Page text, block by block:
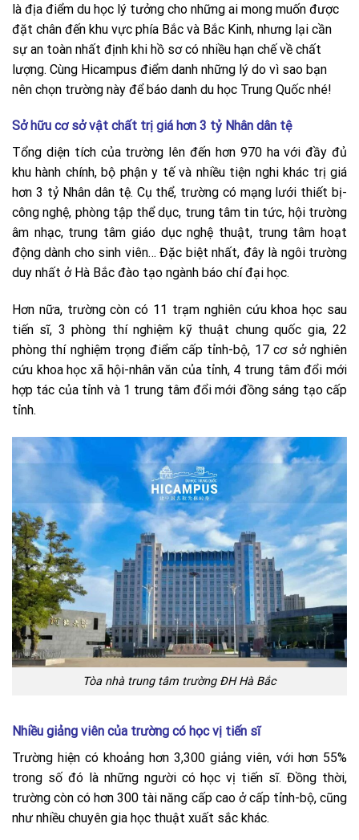
là địa điểm du học lý tưởng cho những ai mong muốn được
đặt chân đến khu vực phía Bắc và Bắc Kinh, nhưng lại cần
sự an toàn nhất định khi hồ sơ có nhiều hạn chế về chất
lượng. Cùng Hicampus điểm danh những lý do vì sao bạn
nên chọn trường này để báo danh du học Trung Quốc nhé!
Sở hữu cơ sở vật chất trị giá hơn 3 tỷ Nhân dân tệ
Tổng diện tích của trường lên đến hơn 970 ha với đầy đủ
khu hành chính, bộ phận y tế và nhiều tiện nghi khác trị giá
hơn 3 tỷ Nhân dân tệ. Cụ thể, trường có mạng lưới thiết bị-
công nghệ, phòng tập thể dục, trung tâm tin tức, hội trường
âm nhạc, trung tâm giáo dục nghệ thuật, trung tâm hoạt
động dành cho sinh viên… Đặc biệt nhất, đây là ngôi trường
duy nhất ở Hà Bắc đào tạo ngành báo chí đại học.
Hơn nữa, trường còn có 11 trạm nghiên cứu khoa học sau
tiến sĩ, 3 phòng thí nghiệm kỹ thuật chung quốc gia, 22
phòng thí nghiệm trọng điểm cấp tỉnh-bộ, 17 cơ sở nghiên
cứu khoa học xã hội-nhân văn của tỉnh, 4 trung tâm đổi mới
hợp tác của tỉnh và 1 trung tâm đổi mới đồng sáng tạo cấp
tỉnh.
Tòa nhà trung tâm trường ĐH Hà Bắc
Nhiều giảng viên của trường có học vị tiến sĩ
Trường hiện có khoảng hơn 3,300 giảng viên, với hơn 55%
trong số đó là những người có học vị tiến sĩ. Đồng thời,
trường còn có hơn 300 tài năng cấp cao ở cấp tỉnh-bộ, cũng
như nhiều chuyên gia học thuật xuất sắc khác.